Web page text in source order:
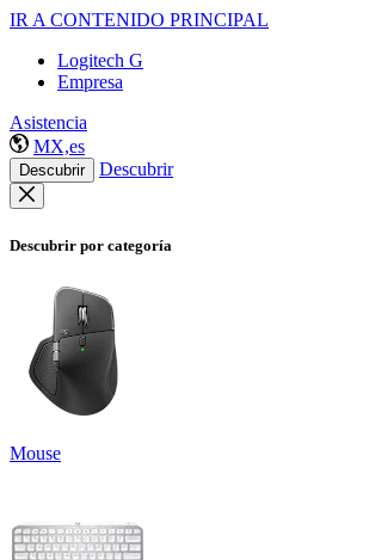
IR A CONTENIDO PRINCIPAL
Logitech G
Empresa
Asistencia
MX,es
Descubrir Descubrir
Descubrir por categoría
Mouse